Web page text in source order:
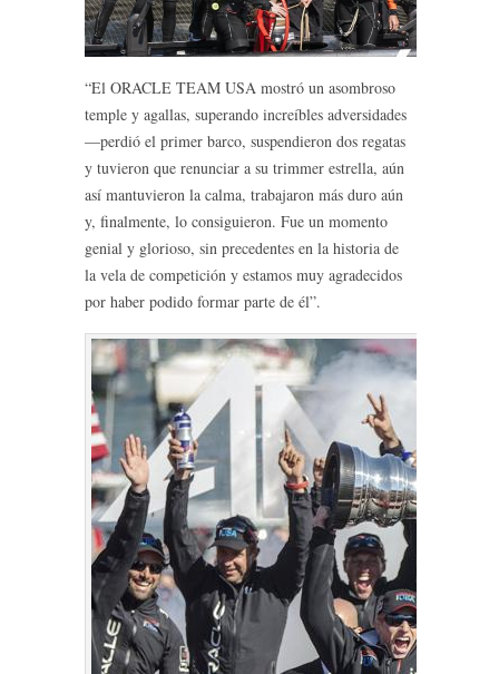
“El ORACLE TEAM USA mostró un asombroso
temple y agallas, superando increíbles adversidades
—perdió el primer barco, suspendieron dos regatas
y tuvieron que renunciar a su trimmer estrella, aún
así mantuvieron la calma, trabajaron más duro aún
y, finalmente, lo consiguieron. Fue un momento
genial y glorioso, sin precedentes en la historia de
la vela de competición y estamos muy agradecidos
por haber podido formar parte de él”.